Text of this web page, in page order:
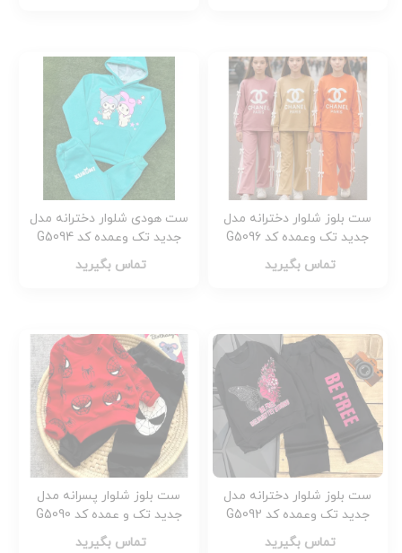
ست بلوز شلوار دخترانه مدل
جدید تک وعمده کد G5096
تماس بگیرید
ست هودی شلوار دخترانه مدل
جدید تک وعمده کد G5094
تماس بگیرید
ست بلوز شلوار دخترانه مدل
جدید تک وعمده کد G5092
تماس بگیرید
ست بلوز شلوار پسرانه مدل
جدید تک و عمده کد G5090
تماس بگیرید